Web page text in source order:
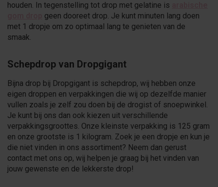
houden. In tegenstelling tot drop met gelatine is
geen dooreet drop. Je kunt minuten lang doen
met 1 dropje om zo optimaal lang te genieten van de
smaak.
Schepdrop van Dropgigant
Bijna drop bij Dropgigant is schepdrop, wij hebben onze
eigen droppen en verpakkingen die wij op dezelfde manier
vullen zoals je zelf zou doen bij de drogist of snoepwinkel.
Je kunt bij ons dan ook kiezen uit verschillende
verpakkingsgroottes. Onze kleinste verpakking is 125 gram
en onze grootste is 1 kilogram. Zoek je een dropje en kun je
die niet vinden in ons assortiment? Neem dan gerust
contact met ons op, wij helpen je graag bij het vinden van
jouw gewenste en de lekkerste drop!